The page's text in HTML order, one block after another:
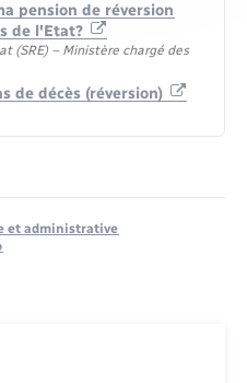
pension de réversion
de l'Etat?
(SRE) – Ministère chargé des
de décès (réversion)
et administrative